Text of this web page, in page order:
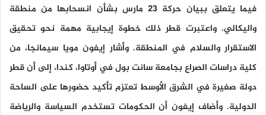
فيما يتعلق ببيان حركة 23 مارس بشأن انسحابها من منطقة
واليكالي. واعتبرت قطر ذلك خطوة إيجابية مهمة نحو تحقيق
الاستقرار والسلام في المنطقة. وأشار إيفون مويا سيمانجا، من
كلية دراسات الصراع بجامعة سانت بول في أوتاوا، كندا، إلى أن قطر
دولة صغيرة في الشرق الأوسط تعتزم تأكيد حضورها على الساحة
الدولية. وأضاف إيفون أن الحكومات تستخدم السياسة والرياضة